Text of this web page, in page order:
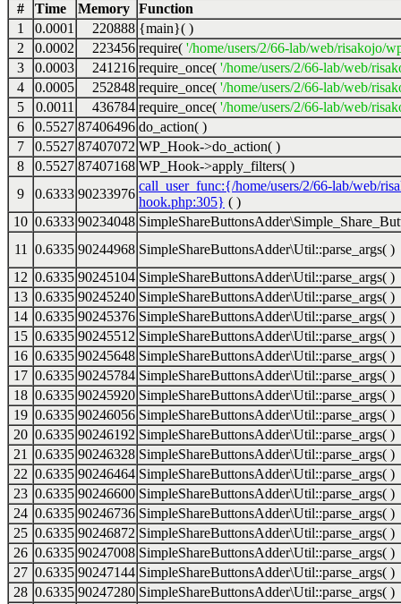
#
Time Memory Function
1
0.0001 220888 {main}( )
2
0.0002 223456 require( '/home/users/2/66-lab/web/risakojo/
3
0.0003 241216 require_once( '/home/users/2/66-lab/web/
4
0.0005 252848 require_once( '/home/users/2/66-lab/web/
5
0.0011 436784 require_once( '/home/users/2/66-lab/web/
6
0.5527 87406496 do_action( )
7
0.5527 87407072 WP_Hook->do_action( )
8
0.5527 87407168 WP_Hook->apply_filters( )
9
0.6333 90233976
call_user_func:{/home/users/2/66-lab/web/
hook.php:305} ( )
10 0.6333 90234048
11
0.6335 90244968 SimpleShareButtonsAdder\Util::parse_args( )
12 0.6335 90245104 SimpleShareButtonsAdder\Util::parse_args( )
13 0.6335 90245240 SimpleShareButtonsAdder\Util::parse_args( )
14 0.6335 90245376 SimpleShareButtonsAdder\Util::parse_args( )
15 0.6335 90245512 SimpleShareButtonsAdder\Util::parse_args( )
16 0.6335 90245648 SimpleShareButtonsAdder\Util::parse_args( )
17 0.6335 90245784 SimpleShareButtonsAdder\Util::parse_args( )
18 0.6335 90245920 SimpleShareButtonsAdder\Util::parse_args( )
19 0.6335 90246056 SimpleShareButtonsAdder\Util::parse_args( )
20 0.6335 90246192 SimpleShareButtonsAdder\Util::parse_args( )
21
0.6335 90246328 SimpleShareButtonsAdder\Util::parse_args( )
22 0.6335 90246464 SimpleShareButtonsAdder\Util::parse_args( )
23 0.6335 90246600 SimpleShareButtonsAdder\Util::parse_args( )
24 0.6335 90246736 SimpleShareButtonsAdder\Util::parse_args( )
25 0.6335 90246872 SimpleShareButtonsAdder\Util::parse_args( )
26 0.6335 90247008 SimpleShareButtonsAdder\Util::parse_args( )
27 0.6335 90247144 SimpleShareButtonsAdder\Util::parse_args( )
28 0.6335 90247280 SimpleShareButtonsAdder\Util::parse_args( )